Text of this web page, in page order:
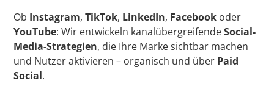
Ob Instagram,TikTok, LinkedIn, Facebook oder
YouTube: Wir entwickeln kanalübergreifendeSocial-
Media-Strategien, die Ihre Marke sichtbar machen
und Nutzer aktivieren – organisch und über Paid
Social.